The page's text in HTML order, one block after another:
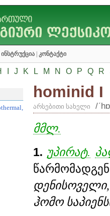
კონტაქტი
J K L M N O P Q R
hominid I
არსებითი სახელი /
მმლ.
1. უპირატ.
ჰომო